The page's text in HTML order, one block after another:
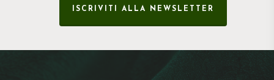
ISCRIVITI ALLA NEWSLETTER